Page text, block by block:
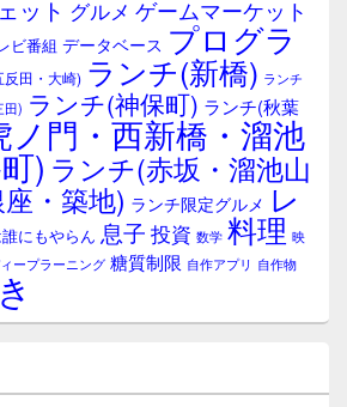
ット グルメ ゲームマーケット
ビ番組 データベース プログラ
反田・大崎) ランチ(新橋) ランチ
田) ランチ(神保町) ランチ(秋葉
ノ門・西新橋・溜池
) ランチ(赤坂・溜池山
・築地) ランチ限定グルメ レ
にもやらん 息子 投資 数学 料理 映
ープラーニング 糖質制限 自作アプリ 自作物